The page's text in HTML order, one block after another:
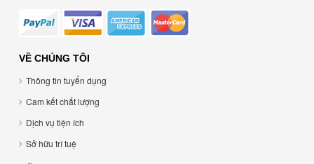
VỀ CHÚNG TÔI
Thông tin tuyển dụng
Cam kết chất lượng
Dịch vụ tiện ích
Sở hữu trí tuệ